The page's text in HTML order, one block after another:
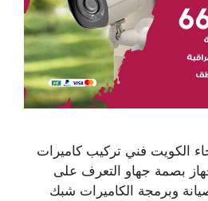
الكويت فني تركيب كاميرات
بصمة جهاو التعرف على
وبرمجة الكاميرات شبك